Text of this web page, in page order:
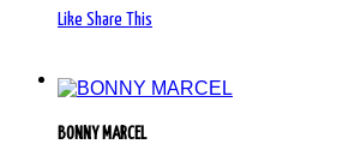
Like Share This
BONNY MARCEL